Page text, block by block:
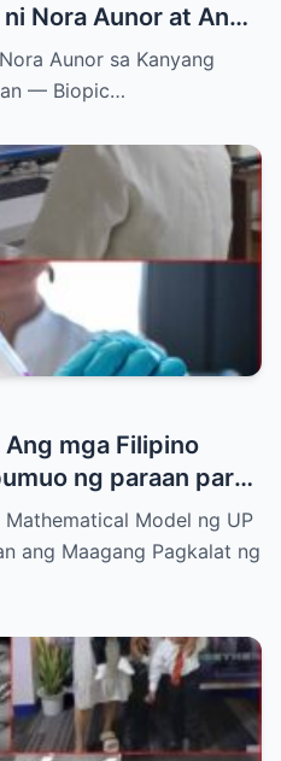
Nora Aunor at Ang
sa ‘Ate Guy’
Aunor sa Kanyang
— Biopic…
Ang mga Filipino
ng paraan para
pagkalat ng breast
Model ng UP
ang Maagang Pagkalat ng